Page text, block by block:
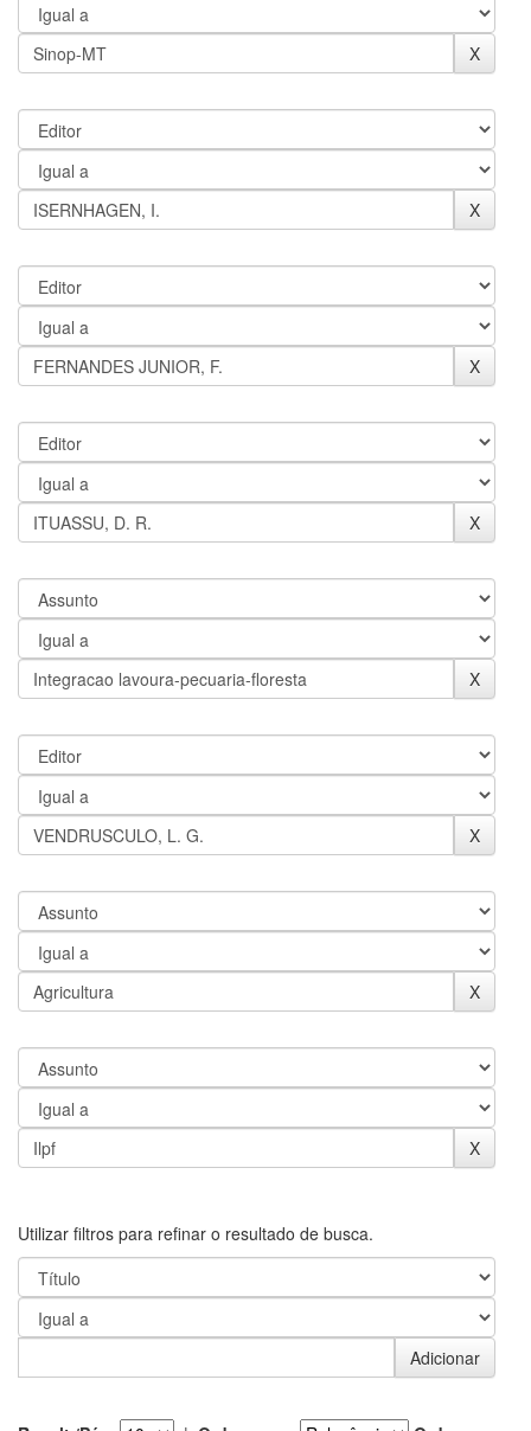
Utilizar filtros para refinar o resultado de busca.